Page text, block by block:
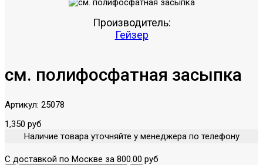
Производитель:
Гейзер
см. полифосфатная засыпка
Артикул: 25078
1,350 руб
Наличие товара уточняйте у менеджера по телефону
С доставкой по Москве за 800.00 руб